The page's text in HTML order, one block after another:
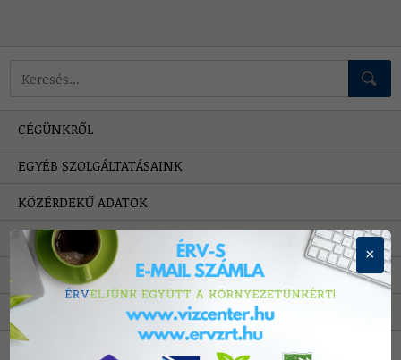
Mire keressünk?
CÉGÜNKRŐL
EGYÉB SZOLGÁLTATÁSAINK
KÖZÉRDEKŰ ADATOK
HIBAELHÁRÍTÁS
PÁLYÁZATOK
A VÍZRŐL
×